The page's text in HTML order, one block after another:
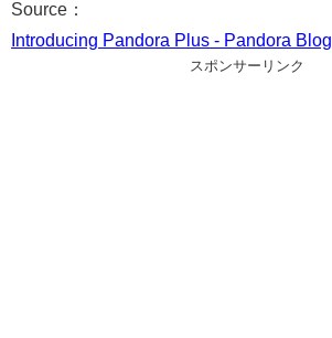
Source：
Introducing Pandora Plus - Pandora Blog
スポンサーリンク